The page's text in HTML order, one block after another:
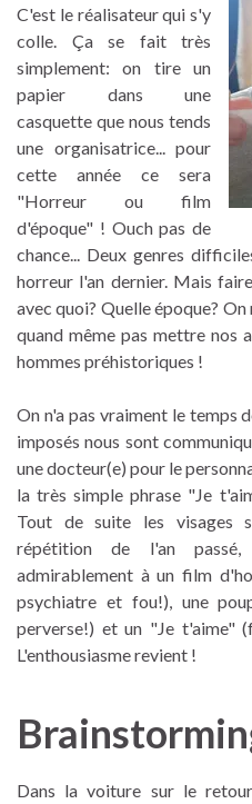
C'est le réalisateur qui s'y
colle. Ça se fait très
simplement: on tire un
papier dans une
casquette que nous tends
une organisatrice... pour
cette année ce sera
"Horreur ou film
d'époque" ! Ouch pas de
chance... Deux genres
horreur l'an dernier. Mais
avec quoi? Quelle époque? On
quand même pas mettre nos
hommes préhistoriques !
On n'a pas vraiment le temps
imposés nous sont
une docteur(e) pour le
la très simple phrase "Je
Tout de suite les visages
répétition de l'an
admirablement à un film
psychiatre et fou!), une
perverse!) et un "Je t'aime"
L'enthousiasme revient !
Dans la voiture sur le